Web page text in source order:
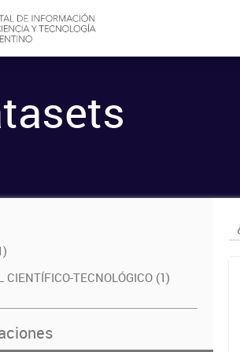
CIENTÍFICO-TECNOLÓGICO (1)